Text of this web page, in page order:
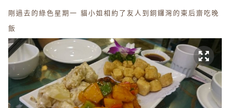
剛過去的綠色星期一 貓小姐相約了友人到銅鑼灣的東后齋吃晚
飯